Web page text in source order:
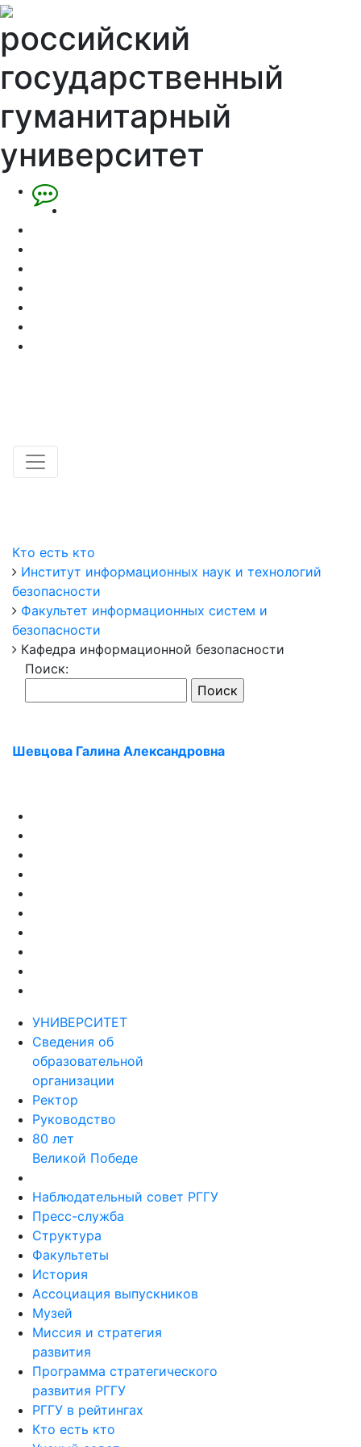
российский
государственный
гуманитарный
университет
Кто есть кто
Институт информационных наук и технологий
безопасности
Факультет информационных систем и
безопасности
Кафедра информационной безопасности
Поиск:
Шевцова Галина Александровна
УНИВЕРСИТЕТ
Сведения об
образовательной
организации
Ректор
Руководство
80 лет
Великой Победе
Наблюдательный совет РГГУ
Пресс-служба
Структура
Факультеты
История
Ассоциация выпускников
Музей
Миссия и стратегия
развития
Программа стратегического
развития РГГУ
РГГУ в рейтингах
Кто есть кто